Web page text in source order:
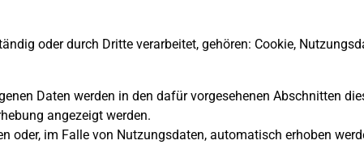
oder durch Dritte verarbeitet, gehören: Cookie,
Daten werden in den dafür vorgesehenen Abschnitten
angezeigt werden.
oder, im Falle von Nutzungsdaten, automatisch erhoben